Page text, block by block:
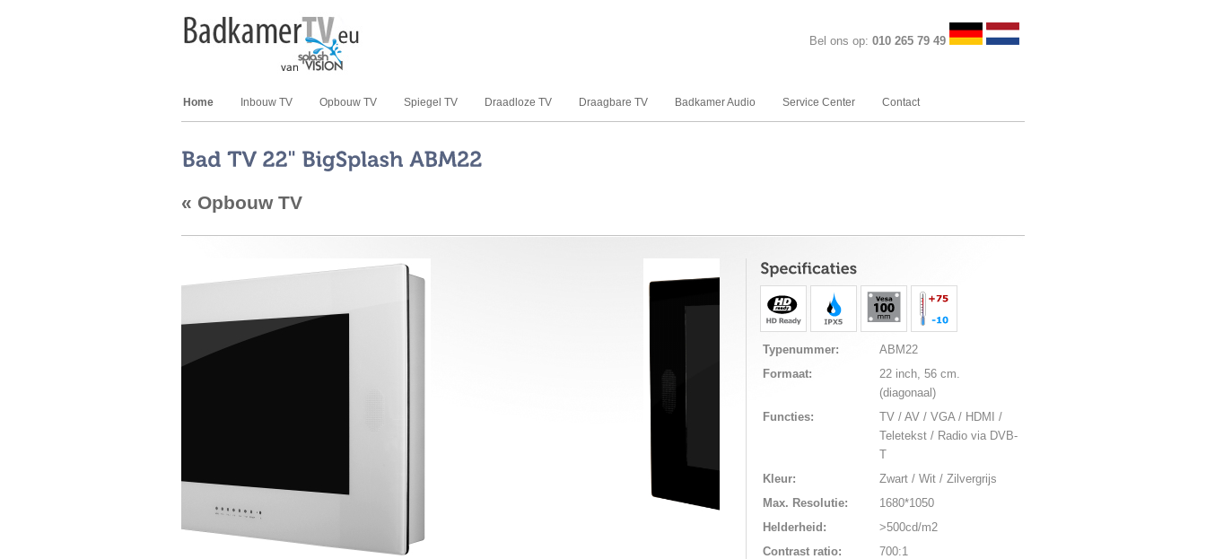
Home Inbouw TV Opbouw TV Spiegel TV Draadloze TV Draagbare TV Badkamer Audio Service Center Contact
Bel ons op: 010 265 79 49
« Opbouw TV
Typenummer:
ABM22
Formaat:
22 inch, 56 cm.
(diagonaal)
Functies:
TV / AV / VGA / HDMI /
Teletekst / Radio via DVB-
T
Kleur:
Zwart / Wit / Zilvergrijs
Max. Resolutie:
1680*1050
Helderheid:
>500cd/m2
Contrast ratio:
700:1